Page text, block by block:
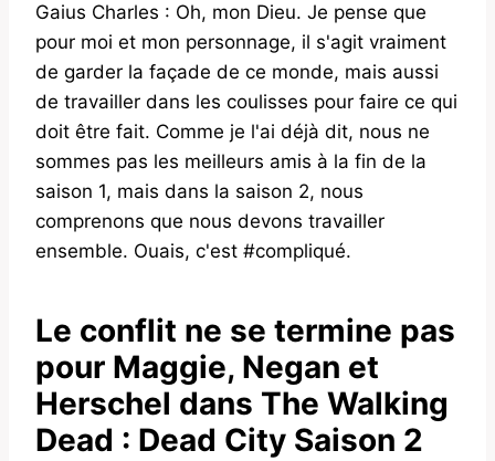
Gaius Charles : Oh, mon Dieu. Je pense que
pour moi et mon personnage, il s'agit vraiment
de garder la façade de ce monde, mais aussi
de travailler dans les coulisses pour faire ce qui
doit être fait. Comme je l'ai déjà dit, nous ne
sommes pas les meilleurs amis à la fin de la
saison 1, mais dans la saison 2, nous
comprenons que nous devons travailler
ensemble. Ouais, c'est #compliqué.
Le conflit ne se termine pas
pour Maggie, Negan et
Herschel dans The Walking
Dead : Dead City Saison 2